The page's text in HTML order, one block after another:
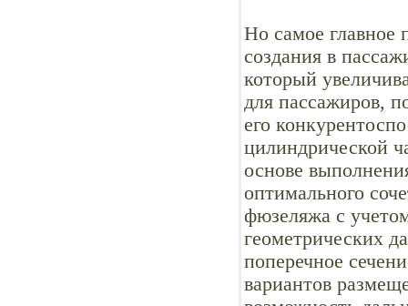
Но самое главное
создания в
который
для пассажиров,
его
цилиндрической
основе
оптимального
фюзеляжа с
геометрических
поперечное
вариантов